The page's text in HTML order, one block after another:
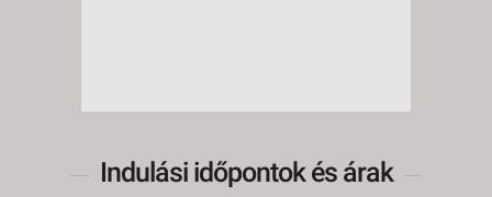
Indulási időpontok és árak